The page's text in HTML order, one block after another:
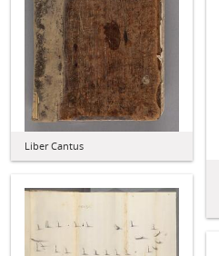
Liber Cantus